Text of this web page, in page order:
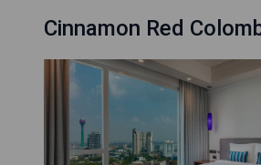
Cinnamon Red